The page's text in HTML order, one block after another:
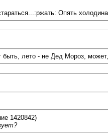
Опять
лето - не Дед Мороз,
1420842)